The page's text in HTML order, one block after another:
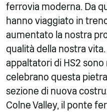
ferrovia moderna. Da
hanno viaggiato in
aumentato la nostra
qualità della nostra
appaltatori di HS2
celebrano questa
sezione di nuova
Colne Valley, il ponte